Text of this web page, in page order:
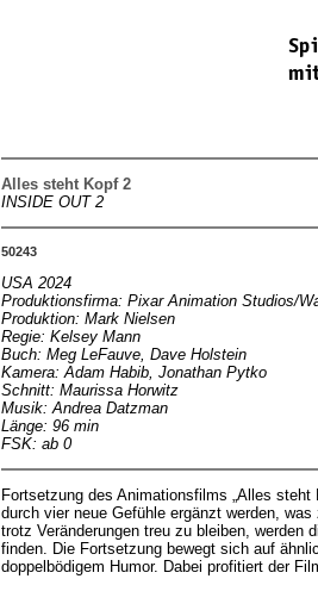
Alles steht Kopf 2
INSIDE OUT 2
50243
USA 2024
Produktionsfirma: Pixar Animation Studios/
Produktion: Mark Nielsen
Regie: Kelsey Mann
Buch: Meg LeFauve, Dave Holstein
Kamera: Adam Habib, Jonathan Pytko
Schnitt: Maurissa Horwitz
Musik: Andrea Datzman
Länge: 96 min
FSK: ab 0
Fortsetzung des Animationsfilms „Alles
durch vier neue Gefühle ergänzt werden,
trotz Veränderungen treu zu bleiben, werden
finden. Die Fortsetzung bewegt sich auf
doppelbödigem Humor. Dabei profitiert der